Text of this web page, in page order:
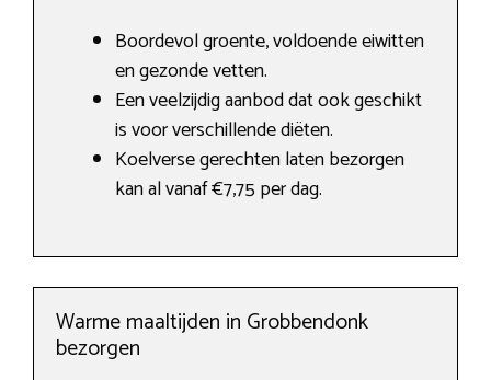
Boordevol groente, voldoende eiwitten
en gezonde vetten.
Een veelzijdig aanbod dat ook geschikt
is voor verschillende diëten.
Koelverse gerechten laten bezorgen
kan al vanaf €7,75 per dag.
Warme maaltijden in Grobbendonk
bezorgen